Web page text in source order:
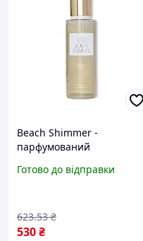
Beach Shimmer -
парфумований
Victoria's Secret з
Готово до відправки
530₴
623.53 ₴